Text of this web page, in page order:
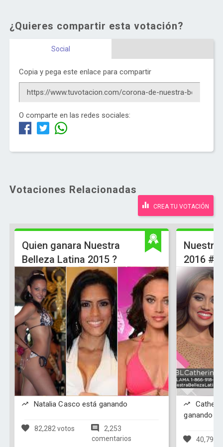
¿Quieres compartir esta votación?
Social
Copia y pega este enlace para compartir
O comparte en las redes sociales:
Votaciones Relacionadas
CREA TU VOTACIÓN
Quien ganara Nuestra
Belleza Latina 2015 ?
Natalia Casco está ganando
82,282 votos
2,253
comentarios
Nuestra
2016
ganando
40,798